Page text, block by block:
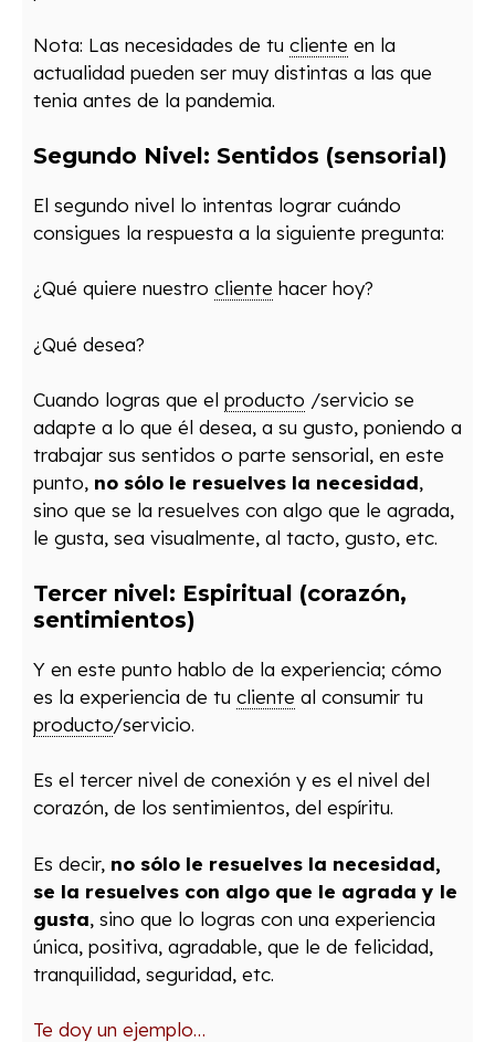
Nota: Las necesidades de tu cliente en la
actualidad pueden ser muy distintas a las que
tenia antes de la pandemia.
Segundo Nivel: Sentidos (sensorial)
El segundo nivel lo intentas lograr cuándo
consigues la respuesta a la siguiente pregunta:
¿Qué quiere nuestro cliente hacer hoy?
¿Qué desea?
Cuando logras que el producto /servicio se
adapte a lo que él desea, a su gusto, poniendo a
trabajar sus sentidos o parte sensorial, en este
punto, no sólo le resuelves la necesidad,
sino que se la resuelves con algo que le agrada,
le gusta, sea visualmente, al tacto, gusto, etc.
Tercer nivel: Espiritual (corazón,
sentimientos)
Y en este punto hablo de la experiencia; cómo
es la experiencia de tu cliente al consumir tu
producto/servicio.
Es el tercer nivel de conexión y es el nivel del
corazón, de los sentimientos, del espíritu.
Es decir, no sólo le resuelves la necesidad,
se la resuelves con algo que le agrada y le
gusta, sino que lo logras con una experiencia
única, positiva, agradable, que le de felicidad,
tranquilidad, seguridad, etc.
Te doy un ejemplo…